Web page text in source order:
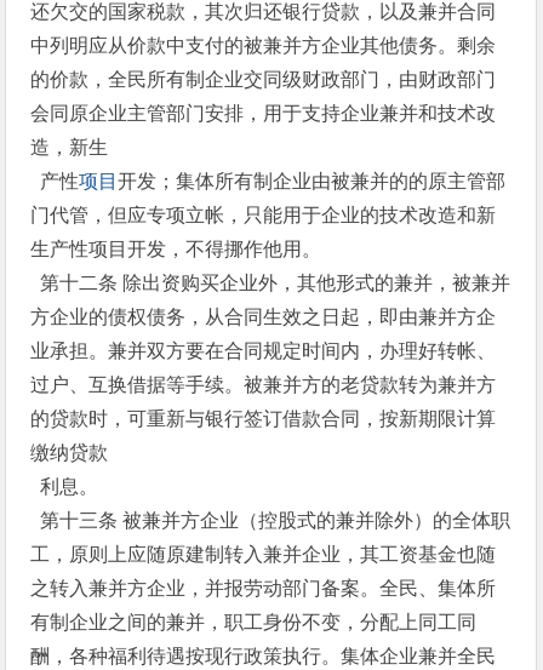
还欠交的国家税款，其次归还银行贷款，以及兼并合同
中列明应从价款中支付的被兼并方企业其他债务。剩余
的价款，全民所有制企业交同级财政部门，由财政部门
会同原企业主管部门安排，用于支持企业兼并和技术改
造，新生
产性项目开发；集体所有制企业由被兼并的的原主管部
门代管，但应专项立帐，只能用于企业的技术改造和新
生产性项目开发，不得挪作他用。
第十二条 除出资购买企业外，其他形式的兼并，被兼并
方企业的债权债务，从合同生效之日起，即由兼并方企
业承担。兼并双方要在合同规定时间内，办理好转帐、
过户、互换借据等手续。被兼并方的老贷款转为兼并方
的贷款时，可重新与银行签订借款合同，按新期限计算
缴纳贷款
利息。
第十三条 被兼并方企业（控股式的兼并除外）的全体职
工，原则上应随原建制转入兼并企业，其工资基金也随
之转入兼并方企业，并报劳动部门备案。全民、集体所
有制企业之间的兼并，职工身份不变，分配上同工同
酬，各种福利待遇按现行政策执行。集体企业兼并全民